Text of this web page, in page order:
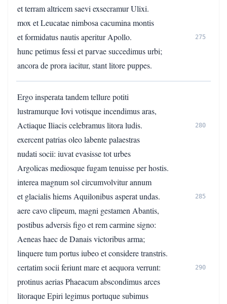
et terram altricem saevi exsecramur Ulixi.
mox et Leucatae nimbosa cacumina montis
et formidatus nautis aperitur Apollo.
275
hunc petimus fessi et parvae succedimus urbi;
ancora de prora iacitur, stant litore puppes.
Ergo insperata tandem tellure potiti
lustramurque Iovi votisque incendimus aras,
Actiaque Iliacis celebramus litora ludis.
280
exercent patrias oleo labente palaestras
nudati socii: iuvat evasisse tot urbes
Argolicas mediosque fugam tenuisse per hostis.
interea magnum sol circumvolvitur annum
et glacialis hiems Aquilonibus asperat undas.
285
aere cavo clipeum, magni gestamen Abantis,
postibus adversis figo et rem carmine signo:
Aeneas haec de Danais victoribus arma;
linquere tum portus iubeo et considere transtris.
certatim socii feriunt mare et aequora verrunt:
290
protinus aerias Phaeacum abscondimus arces
litoraque Epiri legimus portuque subimus